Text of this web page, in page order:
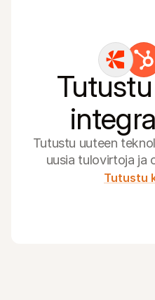
Tutustu uuteen
uusia tulovirtoja ja
Tutustu